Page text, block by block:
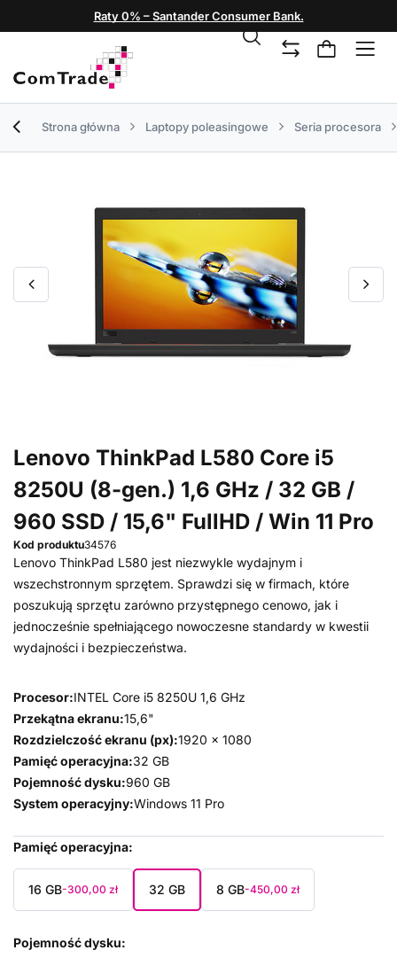
Raty 0% – Santander Consumer Bank.
Strona główna Laptopy poleasingowe Seria procesora
Lenovo ThinkPad L580 Core i5
8250U (8-gen.) 1,6 GHz / 32 GB /
960 SSD / 15,6" FullHD / Win 11 Pro
Kod produktu34576
Lenovo ThinkPad L580 jest niezwykle wydajnym i
wszechstronnym sprzętem. Sprawdzi się w firmach, które
poszukują sprzętu zarówno przystępnego cenowo, jak i
jednocześnie spełniającego nowoczesne standardy w kwestii
wydajności i bezpieczeństwa.
Procesor:INTEL Core i5 8250U 1,6 GHz
Przekątna ekranu:15,6"
Rozdzielczość ekranu (px):1920 x 1080
Pamięć operacyjna:32 GB
Pojemność dysku:960 GB
System operacyjny:Windows 11 Pro
Pamięć operacyjna
16 GB-300,00 zł 32 GB 8 GB-450,00 zł
Pojemność dysku